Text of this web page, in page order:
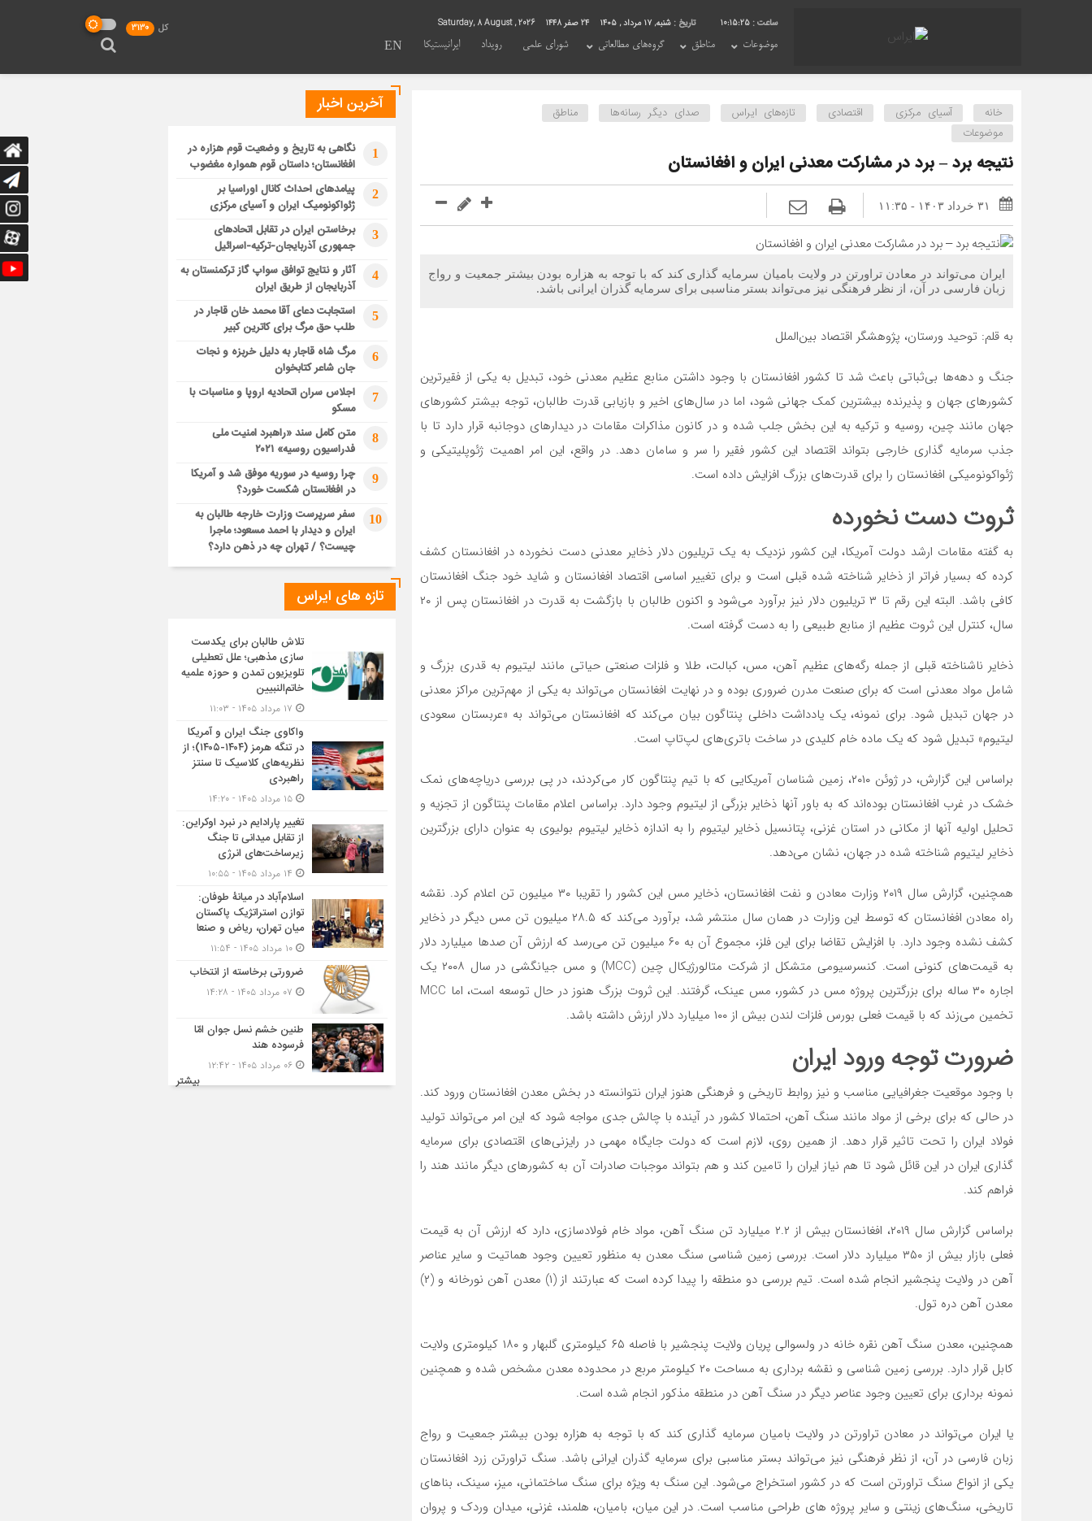
10:15:25 تاریخ : شنبه, ۱۷ مرداد , ۱۴۰۵ 24 صفر 1448
موضوعات
مناطق گروه‌های مطالعاتی شورای علمی رویداد ایرانیستیکا EN
کل 3130
خانه آسیای مرکزی اقتصادی تازه‌های ایراس صدای دیگر رسانه‌ها
مناطق
موضوعات
نتیجه برد – برد در مشارکت معدنی ایران و افغانستان
۳۱ خرداد ۱۴۰۳ - ۱۱:۳۵
ایران می‌تواند در معادن تراورتن در ولایت بامیان سرمایه گذاری کند که با توجه به هزاره بودن بیشتر جمعیت و رواج
زبان فارسی در آن، از نظر فرهنگی نیز می‌تواند بستر مناسبی برای سرمایه گذران ایرانی باشد.
به قلم: توحید ورستان، پژوهشگر اقتصاد بین‌الملل
جنگ و دهه‌ها بی‌ثباتی باعث شد تا کشور افغانستان با وجود داشتن منابع عظیم معدنی خود، تبدیل به یکی از فقیرترین
کشورهای جهان و پذیرنده بیشترین کمک جهانی شود، اما در سال‌های اخیر و بازیابی قدرت طالبان، توجه بیشتر کشورهای
جهان مانند چین، روسیه و ترکیه به این بخش جلب شده و در کانون مذاکرات مقامات در دیدارهای دوجانبه قرار دارد تا با
جذب سرمایه گذاری خارجی بتواند اقتصاد این کشور فقیر را سر و سامان دهد. در واقع، این امر اهمیت ژئوپلیتیکی و
ژئواکونومیکی افغانستان را برای قدرت‌های بزرگ افزایش داده است.
ثروت دست نخورده
به گفته مقامات ارشد دولت آمریکا، این کشور نزدیک به یک تریلیون دلار ذخایر معدنی دست نخورده در افغانستان کشف
کرده که بسیار فراتر از ذخایر شناخته شده قبلی است و برای تغییر اساسی اقتصاد افغانستان و شاید خود جنگ افغانستان
کافی باشد. البته این رقم تا ۳ تریلیون دلار نیز برآورد می‌شود و اکنون طالبان با بازگشت به قدرت در افغانستان پس از ۲۰
سال، کنترل این ثروت عظیم از منابع طبیعی را به دست گرفته است.
ذخایر ناشناخته قبلی از جمله رگه‌های عظیم آهن، مس، کبالت، طلا و فلزات صنعتی حیاتی مانند لیتیوم به قدری بزرگ و
شامل مواد معدنی است که برای صنعت مدرن ضروری بوده و در نهایت افغانستان می‌تواند به یکی از مهم‌ترین مراکز معدنی
در جهان تبدیل شود. برای نمونه، یک یادداشت داخلی پنتاگون بیان می‌کند که افغانستان می‌تواند به «عربستان سعودی
لیتیوم» تبدیل شود که یک ماده خام کلیدی در ساخت باتری‌های لپ‌تاپ است.
براساس این گزارش، در ژوئن ۲۰۱۰، زمین شناسان آمریکایی که با تیم پنتاگون کار می‌کردند، در پی بررسی دریاچه‌های نمک
خشک در غرب افغانستان بوده‌اند که به باور آنها ذخایر بزرگی از لیتیوم وجود دارد. براساس اعلام مقامات پنتاگون از تجزیه و
تحلیل اولیه آنها از مکانی در استان غزنی، پتانسیل ذخایر لیتیوم را به اندازه ذخایر لیتیوم بولیوی به عنوان دارای بزرگترین
ذخایر لیتیوم شناخته شده در جهان، نشان می‌دهد.
همچنین، گزارش سال ۲۰۱۹ وزارت معادن و نفت افغانستان، ذخایر مس این کشور را تقریبا ۳۰ میلیون تن اعلام کرد. نقشه
راه معادن افغانستان که توسط این وزارت در همان سال منتشر شد، برآورد می‌کند که ۲۸.۵ میلیون تن مس دیگر در ذخایر
کشف نشده وجود دارد. با افزایش تقاضا برای این فلز، مجموع آن به ۶۰ میلیون تن می‌رسد که ارزش آن صدها میلیارد دلار
به قیمت‌های کنونی است. کنسرسیومی متشکل از شرکت متالورژیکال چین (MCC) و مس جیانگشی در سال ۲۰۰۸ یک
اجاره ۳۰ ساله برای بزرگترین پروژه مس در کشور، مس عینک، گرفتند. این ثروت بزرگ هنوز در حال توسعه است، اما MCC
تخمین می‌زند که با قیمت فعلی بورس فلزات لندن بیش از ۱۰۰ میلیارد دلار ارزش داشته باشد.
ضرورت توجه ورود ایران
با وجود موقعیت جغرافیایی مناسب و نیز روابط تاریخی و فرهنگی هنوز ایران نتوانسته در بخش معدن افغانستان ورود کند.
در حالی که برای برخی از مواد مانند سنگ آهن، احتمالا کشور در آینده با چالش جدی مواجه شود که این امر می‌تواند تولید
فولاد ایران را تحت تاثیر قرار دهد. از همین روی، لازم است که دولت جایگاه مهمی در رایزنی‌های اقتصادی برای سرمایه
گذاری ایران در این قائل شود تا هم نیاز ایران را تامین کند و هم بتواند موجبات صادرات آن به کشورهای دیگر مانند هند را
فراهم کند.
براساس گزارش سال ۲۰۱۹، افغانستان بیش از ۲.۲ میلیارد تن سنگ آهن، مواد خام فولادسازی، دارد که ارزش آن به قیمت
فعلی بازار بیش از ۳۵۰ میلیارد دلار است. بررسی زمین شناسی سنگ معدن به منظور تعیین وجود هماتیت و سایر عناصر
آهن در ولایت پنجشیر انجام شده است. تیم بررسی دو منطقه را پیدا کرده است که عبارتند از (۱) معدن آهن نورخانه و (۲)
معدن آهن دره تول.
همچنین، معدن سنگ آهن نقره خانه در ولسوالی پریان ولایت پنجشیر با فاصله ۶۵ کیلومتری گلبهار و ۱۸۰ کیلومتری ولایت
کابل قرار دارد. بررسی زمین شناسی و نقشه برداری به مساحت ۲۰ کیلومتر مربع در محدوده معدن مشخص شده و همچنین
نمونه برداری برای تعیین وجود عناصر دیگر در سنگ آهن در منطقه مذکور انجام شده است.
یا ایران می‌تواند در معادن تراورتن در ولایت بامیان سرمایه گذاری کند که با توجه به هزاره بودن بیشتر جمعیت و رواج
زبان فارسی در آن، از نظر فرهنگی نیز می‌تواند بستر مناسبی برای سرمایه گذران ایرانی باشد. سنگ تراورتن زرد افغانستان
یکی از انواع سنگ تراورتن است که در کشور استخراج می‌شود. این سنگ به ویژه برای سنگ ساختمانی، میز، سینک، بناهای
تاریخی، سنگ‌های زینتی و سایر پروژه های طراحی مناسب است. در این میان، بامیان، هلمند، غزنی، میدان وردک و پروان
آخرین اخبار
1
نگاهی به تاریخ و وضعیت قوم هزاره در
افغانستان؛ داستان قوم همواره مغضوب
2
پیامدهای احداث کانال اوراسیا بر
ژئواکونومیک ایران و آسیای مرکزی
3
برخاستن ایران در تقابل اتحادهای
جمهوری آذربایجان-ترکیه-اسرائیل
4
آثار و نتایج توافق سواپ گاز ترکمنستان به
آذربایجان از طریق ایران
5
استجابت دعای آقا محمد خان قاجار در
طلب حق مرگ برای کاترین کبیر
6
مرگ شاه قاجار به دلیل خربزه و نجات
جان شاعر کتابخوان
7
اجلاس سران اتحادیه اروپا و مناسبات با
مسکو
8
متن کامل سند «راهبرد امنیت ملی
فدراسیون روسیه» ۲۰۲۱
9
چرا روسیه در سوریه موفق شد و آمریکا
در افغانستان شکست خورد؟
10
سفر سرپرست وزارت خارجه طالبان به
ایران و دیدار با احمد مسعود؛ ماجرا
چیست؟ / تهران چه در ذهن دارد؟
تازه های ایراس
تلاش طالبان برای یکدست
سازی مذهبی؛ علل تعطیلی
تلویزیون تمدن و حوزه علمیه
خاتم‌النبیین
واکاوی جنگ ایران و آمریکا
در تنگه هرمز (۱۴۰۴-۱۴۰۵)؛ از
نظریه‌های کلاسیک تا سنتز
راهبردی
تغییر پارادایم در نبرد اوکراین:
از تقابل میدانی تا جنگ
زیرساخت‌های انرژی
اسلام‌آباد در میانۀ طوفان:
توازن استراتژیک پاکستان
میان تهران، ریاض و صنعا
ضرورتی برخاسته از انتخاب
طنین خشم نسل جوان امّا
فرسوده هند
بیشتر